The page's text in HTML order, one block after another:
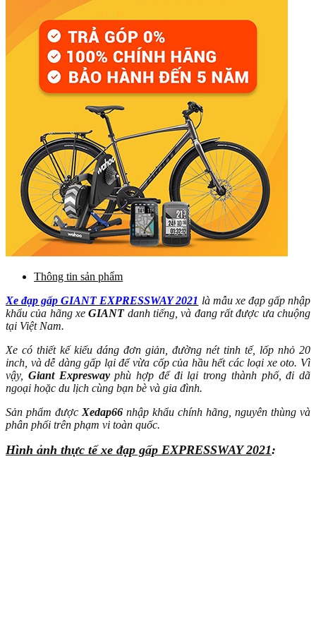
Thông tin sản phẩm
Xe đạp gấp GIANT EXPRESSWAY 2021 là mẫu xe đạp gấp nhập
khẩu của hãng xeGIANTdanh tiếng, và đang rất được ưa chuộng
tại Việt Nam.
Xe có thiết kế kiểu dáng đơn giản, đường nét tinh tế, lốp nhỏ 20
inch, và dễ dàng gấp lại để vừa cốp của hầu hết các loại xe oto. Vì
vậy, Giant Expreswayphù hợp để đi lại trong thành phố, đi dã
ngoại hoặc du lịch cùng bạn bè và gia đình.
Sản phẩm đượcXedap66 nhập khẩu chính hãng, nguyên thùng và
phân phối trên phạm vi toàn quốc.
Hình ảnh thực tế xe đạp gấp EXPRESSWAY 2021: